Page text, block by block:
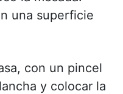
una superficie
con un pincel
y colocar la